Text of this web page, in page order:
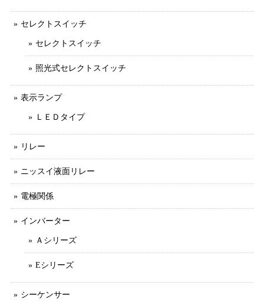
セレクトスイッチ
セレクトスイッチ
照光式セレクトスイッチ
表示ランプ
ＬＥＤタイプ
リレー
ニッスイ液面リレー
電極関係
インバーター
Ａシリーズ
Eシリーズ
シーケンサー